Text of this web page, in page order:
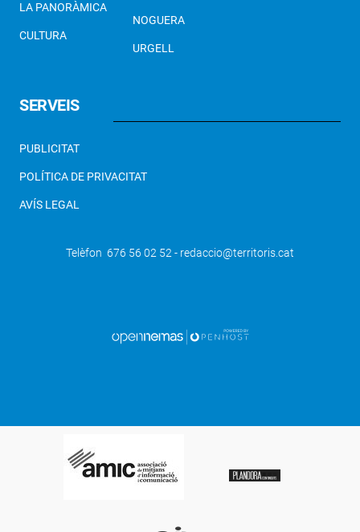
Els Mossos eviten a la Segarra l'ablació i
LA PANORÀMICA
CULTURA
NOGUERA
URGELL
SERVEIS
PUBLICITAT
POLÍTICA DE PRIVACITAT
AVÍS LEGAL
Telèfon 676 56 02 52 - redaccio@territoris.cat